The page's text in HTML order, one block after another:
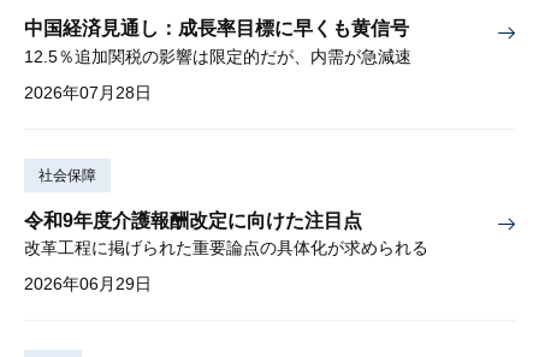
中国経済見通し：成長率目標に早くも黄信号
12.5％追加関税の影響は限定的だが、内需が急減速
2026年07月28日
社会保障
令和9年度介護報酬改定に向けた注目点
改革工程に掲げられた重要論点の具体化が求められる
2026年06月29日